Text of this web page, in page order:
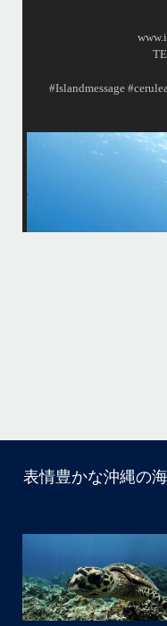
今年も青森高校
1日
水中で呼吸ができる
タイミングがよかった
スポー
海況は荒れてましたが
高校生でダイ
な
今回は海の世界にほんの少
くなったら是非
水中で呼吸ができる
スポー
海況は荒れてました
高校生でダイビ
なか
表情豊かな沖縄の